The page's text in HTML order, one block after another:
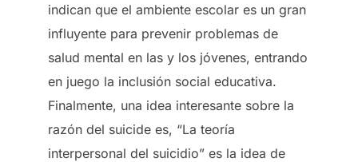
indican que el ambiente escolar es un gran
influyente para prevenir problemas de
salud mental en las y los jóvenes, entrando
en juego la inclusión social educativa.
Finalmente, una idea interesante sobre la
razón del suicide es, “La teoría
interpersonal del suicidio” es la idea de